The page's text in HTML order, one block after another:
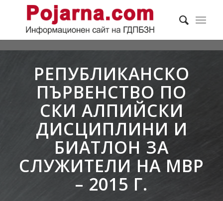
РЕПУБЛИКАНСКО
ПЪРВЕНСТВО ПО
СКИ АЛПИЙСКИ
ДИСЦИПЛИНИ И
БИАТЛОН ЗА
СЛУЖИТЕЛИ НА МВР
– 2015 Г.